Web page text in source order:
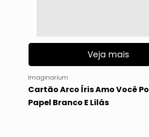
Veja mais
Imaginarium
Cartão Arco Íris Amo Você
Papel Branco E Lilás